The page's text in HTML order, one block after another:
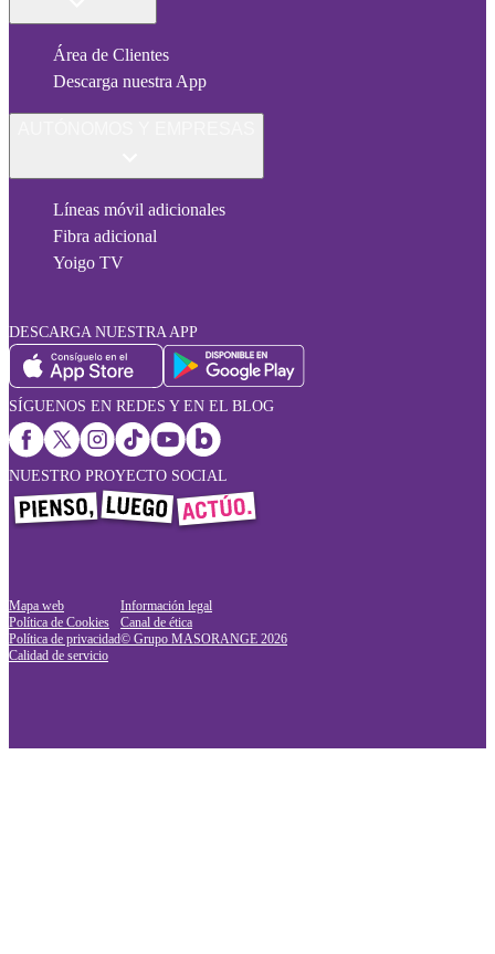
Área de Clientes
Descarga nuestra App
Líneas móvil adicionales
Fibra adicional
Yoigo TV
DESCARGA NUESTRA APP
SÍGUENOS EN REDES Y EN EL BLOG
NUESTRO PROYECTO SOCIAL
Mapa web
Política de Cookies
Política de privacidad
Calidad de servicio
Información legal
Canal de ética
© Grupo MASORANGE 2026